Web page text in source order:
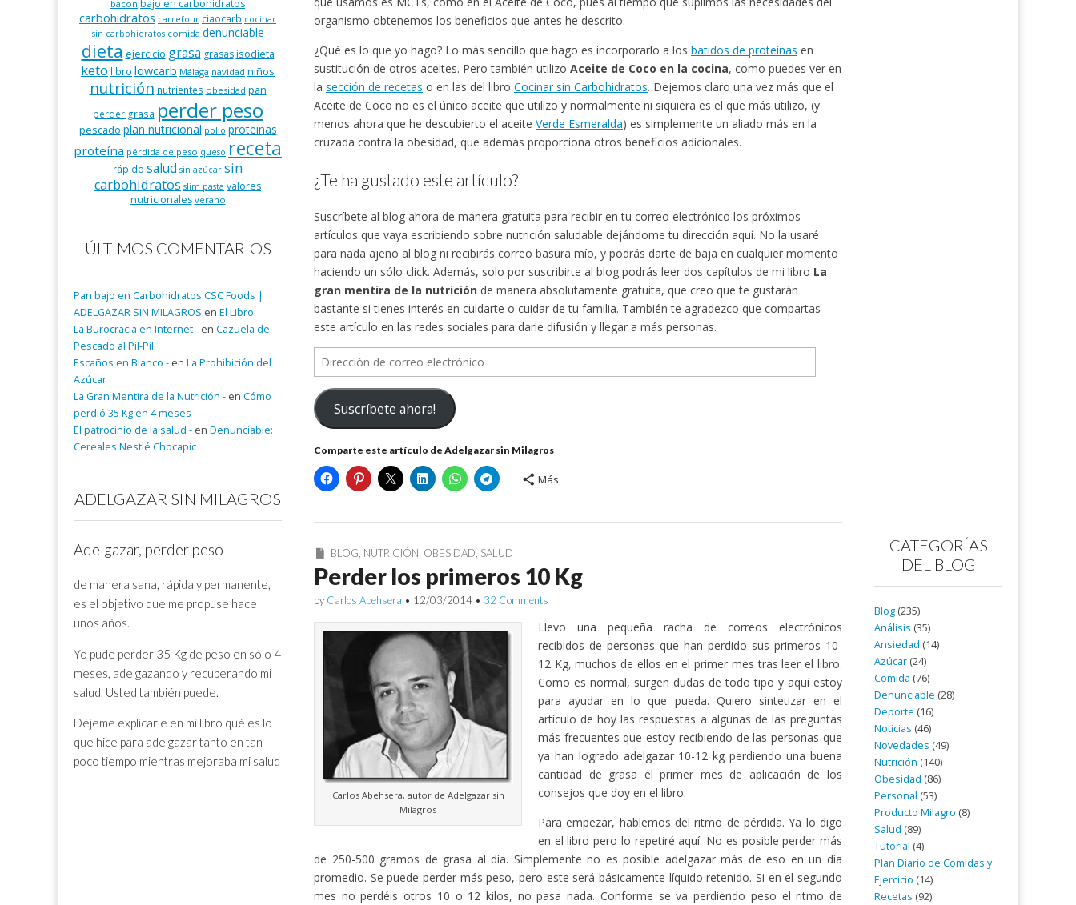
organismo obtenemos los beneficios que antes he descrito.
¿Qué es lo que yo hago? Lo más sencillo que hago es incorporarlo a los batidos de proteínas en
sustitución de otros aceites. Pero también utilizo Aceite de Coco en la cocina, como puedes ver en
la sección de recetas o en las del libro Cocinar sin Carbohidratos. Dejemos claro una vez más que el
Aceite de Coco no es el único aceite que utilizo y normalmente ni siquiera es el que más utilizo, (y
menos ahora que he descubierto el aceite Verde Esmeralda) es simplemente un aliado más en la
cruzada contra la obesidad, que además proporciona otros beneficios adicionales.
¿Te ha gustado este artículo?
Suscríbete al blog ahora de manera gratuita para recibir en tu correo electrónico los próximos
artículos que vaya escribiendo sobre nutrición saludable dejándome tu dirección aquí. No la usaré
para nada ajeno al blog ni recibirás correo basura mío, y podrás darte de baja en cualquier momento
haciendo un sólo click. Además, solo por suscribirte al blog podrás leer dos capítulos de mi libro La
gran mentira de la nutrición de manera absolutamente gratuita, que creo que te gustarán
bastante si tienes interés en cuidarte o cuidar de tu familia. También te agradezco que compartas
este artículo en las redes sociales para darle difusión y llegar a más personas.
Dirección
de
correo
electrónico
Suscríbete ahora!
Comparte este artículo de Adelgazar sin Milagros
Más
BLOG NUTRICIÓN OBESIDAD SALUD
Perder los primeros 10 Kg
by Carlos Abehsera • 12/03/2014 • 32 Comments
Carlos Abehsera, autor de Adelgazar sin
Milagros
Llevo una pequeña racha de correos electrónicos
recibidos de personas que han perdido sus primeros 10-
12 Kg, muchos de ellos en el primer mes tras leer el libro.
Como es normal, surgen dudas de todo tipo y aquí estoy
para ayudar en lo que pueda. Quiero sintetizar en el
artículo de hoy las respuestas a algunas de las preguntas
más frecuentes que estoy recibiendo de las personas que
ya han logrado adelgazar 10-12 kg perdiendo una buena
cantidad de grasa el primer mes de aplicación de los
consejos que doy en el libro.
Para empezar, hablemos del ritmo de pérdida. Ya lo digo
en el libro pero lo repetiré aquí. No es posible perder más
de 250-500 gramos de grasa al día. Simplemente no es posible adelgazar más de eso en un día
promedio. Se puede perder más peso, pero este será básicamente líquido retenido. Si en el segundo
mes no perdéis otros 10 o 12 kilos, no pasa nada. Conforme se va perdiendo peso el ritmo de
bacon bajo en carbohidratos
carbohidratos carrefour ciaocarb cocinar
sin carbohidratos comida denunciable
dieta ejercicio grasa grasas isodieta
keto libro lowcarb Málaga navidad niños
nutrición nutrientes obesidad pan
perder grasa perder peso
pescado plan nutricional pollo proteinas
proteína pérdida de peso queso receta
rápido salud sin azúcar sin
carbohidratos slim pasta valores
nutricionales verano
ÚLTIMOS COMENTARIOS
Pan bajo en Carbohidratos CSC Foods |
ADELGAZAR SIN MILAGROS en El Libro
La Burocracia en Internet - en Cazuela de
Pescado al Pil-Pil
Escaños en Blanco - en La Prohibición del
Azúcar
La Gran Mentira de la Nutrición - en Cómo
perdió 35 Kg en 4 meses
El patrocinio de la salud - en Denunciable:
Cereales Nestlé Chocapic
ADELGAZAR SIN MILAGROS
Adelgazar, perder peso
de manera sana, rápida y permanente,
es el objetivo que me propuse hace
unos años.
Yo pude perder 35 Kg de peso en sólo 4
meses, adelgazando y recuperando mi
salud. Usted también puede.
Déjeme explicarle en mi libro qué es lo
que hice para adelgazar tanto en tan
poco tiempo mientras mejoraba mi salud
CATEGORÍAS
DEL BLOG
Blog (235)
Análisis (35)
Ansiedad (14)
Azúcar (24)
Comida (76)
Denunciable (28)
Deporte (16)
Noticias (46)
Novedades (49)
Nutrición (140)
Obesidad (86)
Personal (53)
Producto Milagro (8)
Salud (89)
Tutorial (4)
Plan Diario de Comidas y
Ejercicio (14)
Recetas (92)